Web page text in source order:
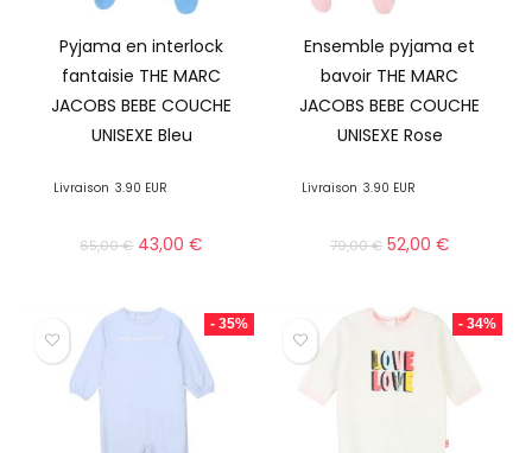
Pyjama en interlock
fantaisie THE MARC
JACOBS BEBE COUCHE
UNISEXE Bleu
Livraison 3.90 EUR
65,00€ 43,00€
Ensemble pyjama et
bavoir THE MARC
JACOBS BEBE COUCHE
UNISEXE Rose
Livraison 3.90 EUR
79,00€ 52,00 €
- 35% - 34%